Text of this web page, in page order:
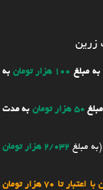
زرین
به مبلغ 100 هزار تومان
به
50 هزار تومان
به مدت
2/032 هزار تومان
70 هزار تومان